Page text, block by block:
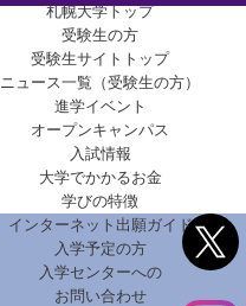
札幌大学トップ
受験生の方
受験生サイトトップ
ニュース一覧（受験生の方）
進学イベント
オープンキャンパス
入試情報
大学でかかるお金
学びの特徴
インターネット出願ガイド
入学予定の方
入学センターへの
お問い合わせ